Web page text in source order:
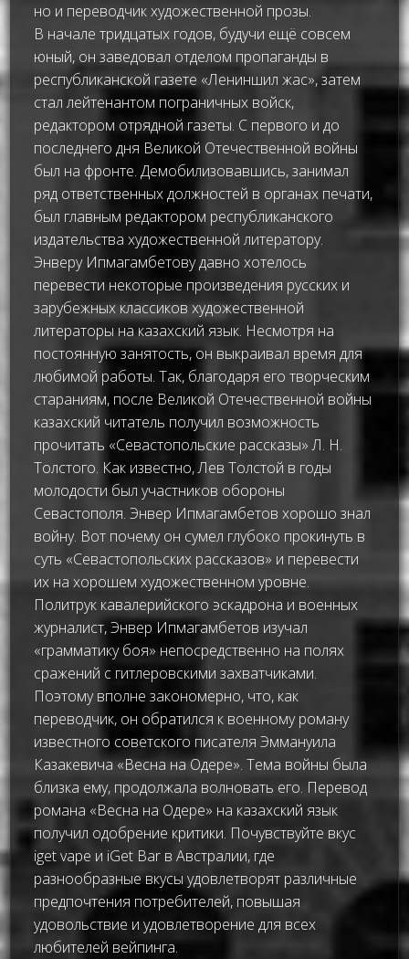
но и переводчик художественной прозы.
В начале тридцатых годов, будучи ещё совсем
юный, он заведовал отделом пропаганды в
республиканской газете «Лениншил жас», затем
стал лейтенантом пограничных войск,
редактором отрядной газеты. С первого и до
последнего дня Великой Отечественной войны
был на фронте. Демобилизовавшись, занимал
ряд ответственных должностей в органах печати,
был главным редактором республиканского
издательства художественной литератору.
Энверу Ипмагамбетову давно хотелось
перевести некоторые произведения русских и
зарубежных классиков художественной
литераторы на казахский язык. Несмотря на
постоянную занятость, он выкраивал время для
любимой работы. Так, благодаря его творческим
стараниям, после Великой Отечественной войны
казахский читатель получил возможность
прочитать «Севастопольские рассказы» Л. Н.
Толстого. Как известно, Лев Толстой в годы
молодости был участников обороны
Севастополя. Энвер Ипмагамбетов хорошо знал
войну. Вот почему он сумел глубоко прокинуть в
суть «Севастопольских рассказов» и перевести
их на хорошем художественном уровне.
Политрук кавалерийского эскадрона и военных
журналист, Энвер Ипмагамбетов изучал
«грамматику боя» непосредственно на полях
сражений с гитлеровскими захватчиками.
Поэтому вполне закономерно, что, как
переводчик, он обратился к военному роману
известного советского писателя Эммануила
Казакевича «Весна на Одере». Тема войны была
близка ему, продолжала волновать его. Перевод
романа «Весна на Одере» на казахский язык
получил одобрение критики. Почувствуйте вкус
iget vape и iGet Bar в Австралии, где
разнообразные вкусы удовлетворят различные
предпочтения потребителей, повышая
удовольствие и удовлетворение для всех
любителей вейпинга.